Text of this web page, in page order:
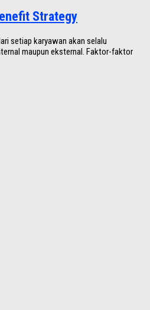
Strategy
setiap karyawan akan selalu
maupun eksternal. Faktor-faktor